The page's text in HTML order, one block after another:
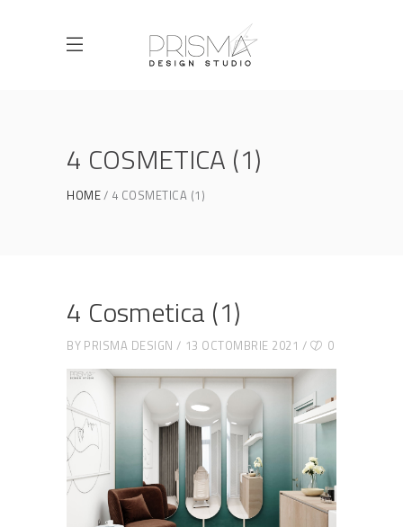
4 COSMETICA (1)
HOME 4 COSMETICA (1)
4 Cosmetica (1)
BY PRISMA DESIGN 13 OCTOMBRIE 2021 0